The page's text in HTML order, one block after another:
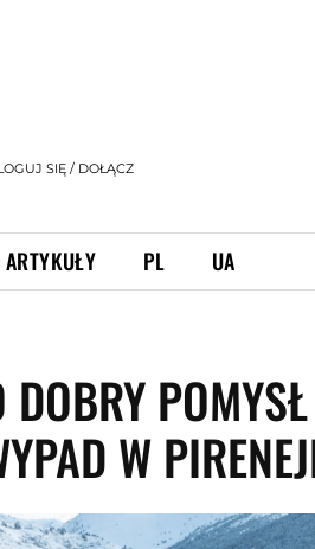
SIĘ / DOŁĄCZ
ARTYKUŁY PL UA
DOBRY
W